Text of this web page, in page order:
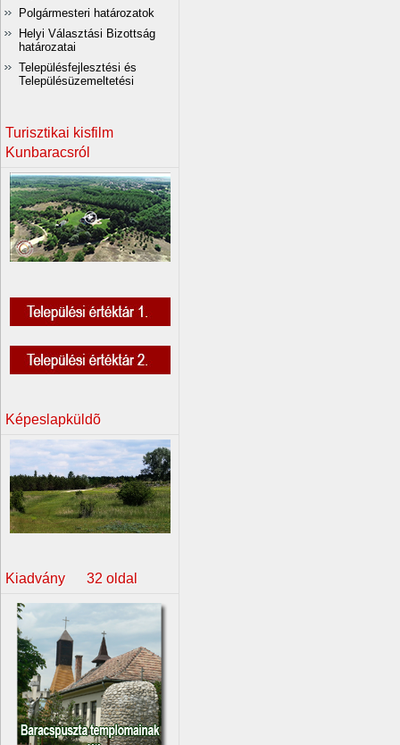
Polgármesteri határozatok
Helyi Választási Bizottság
határozatai
Településfejlesztési és
Településüzemeltetési
Turisztikai kisfilm
Kunbaracsról
Képeslapküldõ
Kiadvány 32 oldal